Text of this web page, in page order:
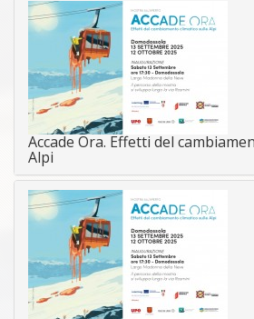
Accade Ora. Effetti del
Alpi